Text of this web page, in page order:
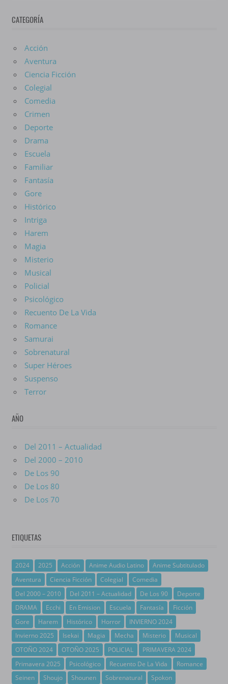
Anime
CATEGORÍA
Acción
Aventura
Ciencia Ficción
Colegial
Comedia
Crimen
Deporte
Drama
Escuela
Familiar
Fantasía
Gore
Histórico
Intriga
Harem
Magia
Misterio
Musical
Policial
Psicológico
Recuento De La Vida
Romance
Samurai
Sobrenatural
Super Héroes
Suspenso
Terror
AÑO
Del 2011 – Actualidad
Del 2000 – 2010
De Los 90
De Los 80
De Los 70
ETIQUETAS
2024 2025 Acción Anime Audio Latino
Anime Subtitulado
Aventura
Ciencia Ficción Colegial
Comedia
Del 2000 – 2010
Del 2011 – Actualidad De Los 90
Deporte
DRAMA
Ecchi En Emision Escuela Fantasía
Ficción
Gore
Harem Histórico Horror
INVIERNO 2024
Invierno 2025
Isekai Magia Mecha Misterio
Musical
OTOÑO 2024
OTOÑO 2025 POLICIAL
PRIMAVERA 2024
Primavera 2025
Psicológico Recuento De La Vida
Romance
Seinen
Shoujo Shounen Sobrenatural Spokon